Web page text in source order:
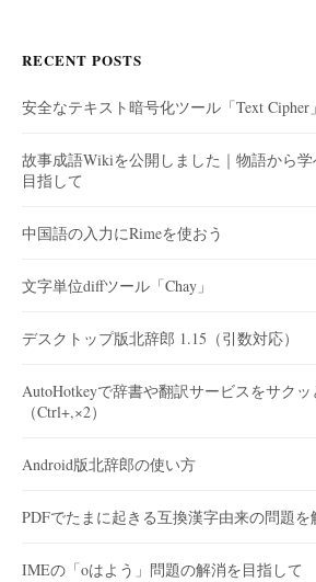
RECENT POSTS
安全なテキスト暗号化ツール「Text Cipher
故事成語Wikiを公開しました｜物語から
目指して
中国語の入力にRimeを使おう
文字単位diffツール「Chay」
デスクトップ版北辞郎 1.15（引数対応）
AutoHotkeyで辞書や翻訳サービスをサク
（Ctrl+,×2）
Android版北辞郎の使い方
PDFでたまに起きる互換漢字由来の問題
IMEの「oはよう」問題の解消を目指して